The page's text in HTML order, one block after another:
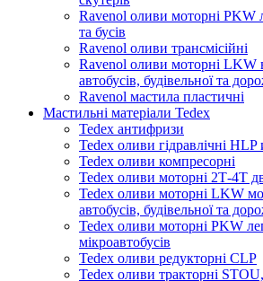
Ravenol оливи моторні PKW
та бусів
Ravenol оливи трансмісійні
Ravenol оливи моторні LKW
автобусів, будівельної та
Ravenol мастила пластичні
Мастильні матеріали Tedex
Tedex антифризи
Tedex оливи гідравлічні
Tedex оливи компресорні
Tedex оливи моторні 2Т-4Т
Tedex оливи моторні LKW
автобусів, будівельної та
Tedex оливи моторні PKW
мікроавтобусів
Tedex оливи редукторні CLP
Tedex оливи тракторні